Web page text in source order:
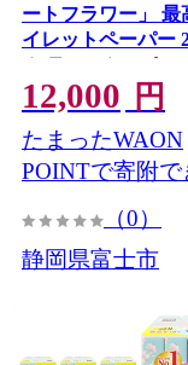
ートフラワー」 最
イレットペーパー
ル ティッシュペー
詰め合わせ まとめ
災 備蓄 日用品 消耗
用品 富士市 [sf001-
12,000 円
たまったWAON
POINTで寄附で
（0）
静岡県富士市